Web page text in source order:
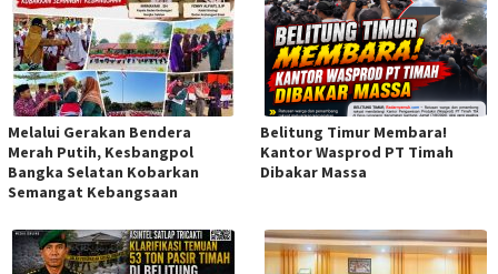
Melalui Gerakan Bendera
Merah Putih, Kesbangpol
Bangka Selatan Kobarkan
Semangat Kebangsaan
Belitung Timur Membara!
Kantor Wasprod PT Timah
Dibakar Massa